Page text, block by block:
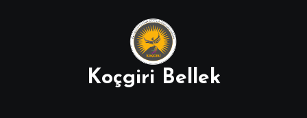
Koçgiri Bellek